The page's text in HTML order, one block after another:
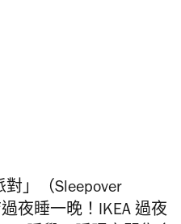
」（Sleepover
夜睡一晚！IKEA 過夜